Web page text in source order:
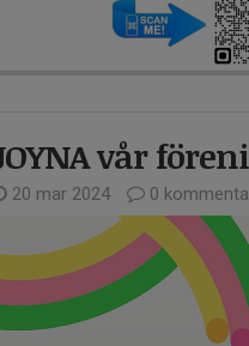
vår
20 mar 2024 0